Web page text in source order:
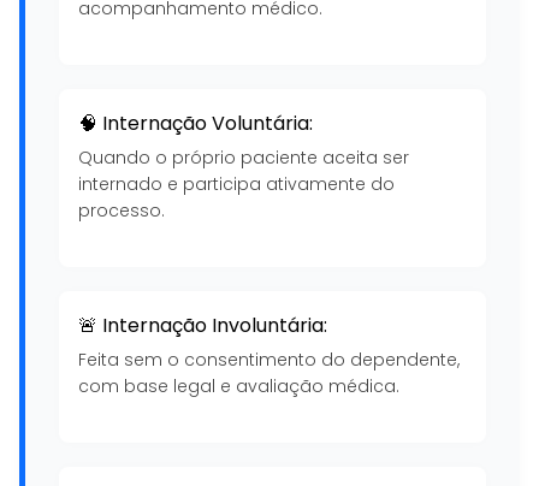
acompanhamento médico.
🧠 Internação Voluntária:
Quando o próprio paciente aceita ser
internado e participa ativamente do
processo.
🚨 Internação Involuntária:
Feita sem o consentimento do dependente,
com base legal e avaliação médica.